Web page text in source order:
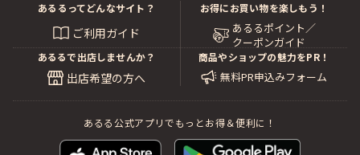
あるるってどんなサイト？
ご利用ガイド
お得にお買い物を楽しもう！
あるるポイント／
クーポンガイド
あるるで出店しませんか？
出店希望の方へ
商品やショップの魅力をPR！
無料PR申込みフォーム
あるる公式アプリでもっとお得＆便利に！